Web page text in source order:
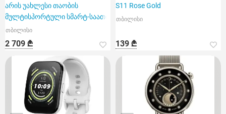
არის უახლესი თაობის
მულტისპორტული სმარტ-საათი
თბილისი
2 709 ₾
S11 Rose Gold
თბილისი
139 ₾